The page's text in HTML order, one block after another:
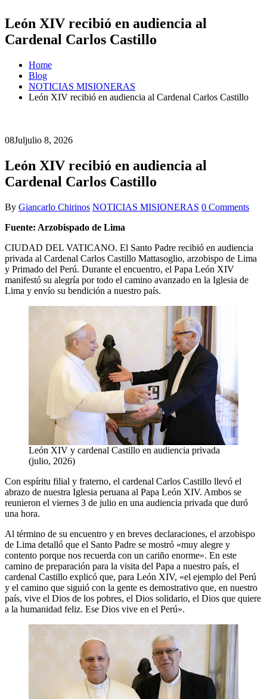
León XIV recibió en audiencia al
Cardenal Carlos Castillo
Home
Blog
NOTICIAS MISIONERAS
León XIV recibió en audiencia al Cardenal Carlos Castillo
08Juljulio 8, 2026
León XIV recibió en audiencia al
Cardenal Carlos Castillo
By Giancarlo Chirinos NOTICIAS MISIONERAS 0 Comments
Fuente: Arzobispado de Lima
CIUDAD DEL VATICANO. El Santo Padre recibió en audiencia
privada al Cardenal Carlos Castillo Mattasoglio, arzobispo de Lima
y Primado del Perú. Durante el encuentro, el Papa León XIV
manifestó su alegría por todo el camino avanzado en la Iglesia de
Lima y envío su bendición a nuestro país.
León XIV y cardenal Castillo en audiencia privada
(julio, 2026)
Con espíritu filial y fraterno, el cardenal Carlos Castillo llevó el
abrazo de nuestra Iglesia peruana al Papa León XIV. Ambos se
reunieron el viernes 3 de julio en una audiencia privada que duró
una hora.
Al término de su encuentro y en breves declaraciones, el arzobispo
de Lima detalló que el Santo Padre se mostró «muy alegre y
contento porque nos recuerda con un cariño enorme». En este
camino de preparación para la visita del Papa a nuestro país, el
cardenal Castillo explicó que, para León XIV, «el ejemplo del Perú
y el camino que siguió con la gente es demostrativo que, en nuestro
país, vive el Dios de los pobres, el Dios solidario, el Dios que quiere
a la humanidad feliz. Ese Dios vive en el Perú».